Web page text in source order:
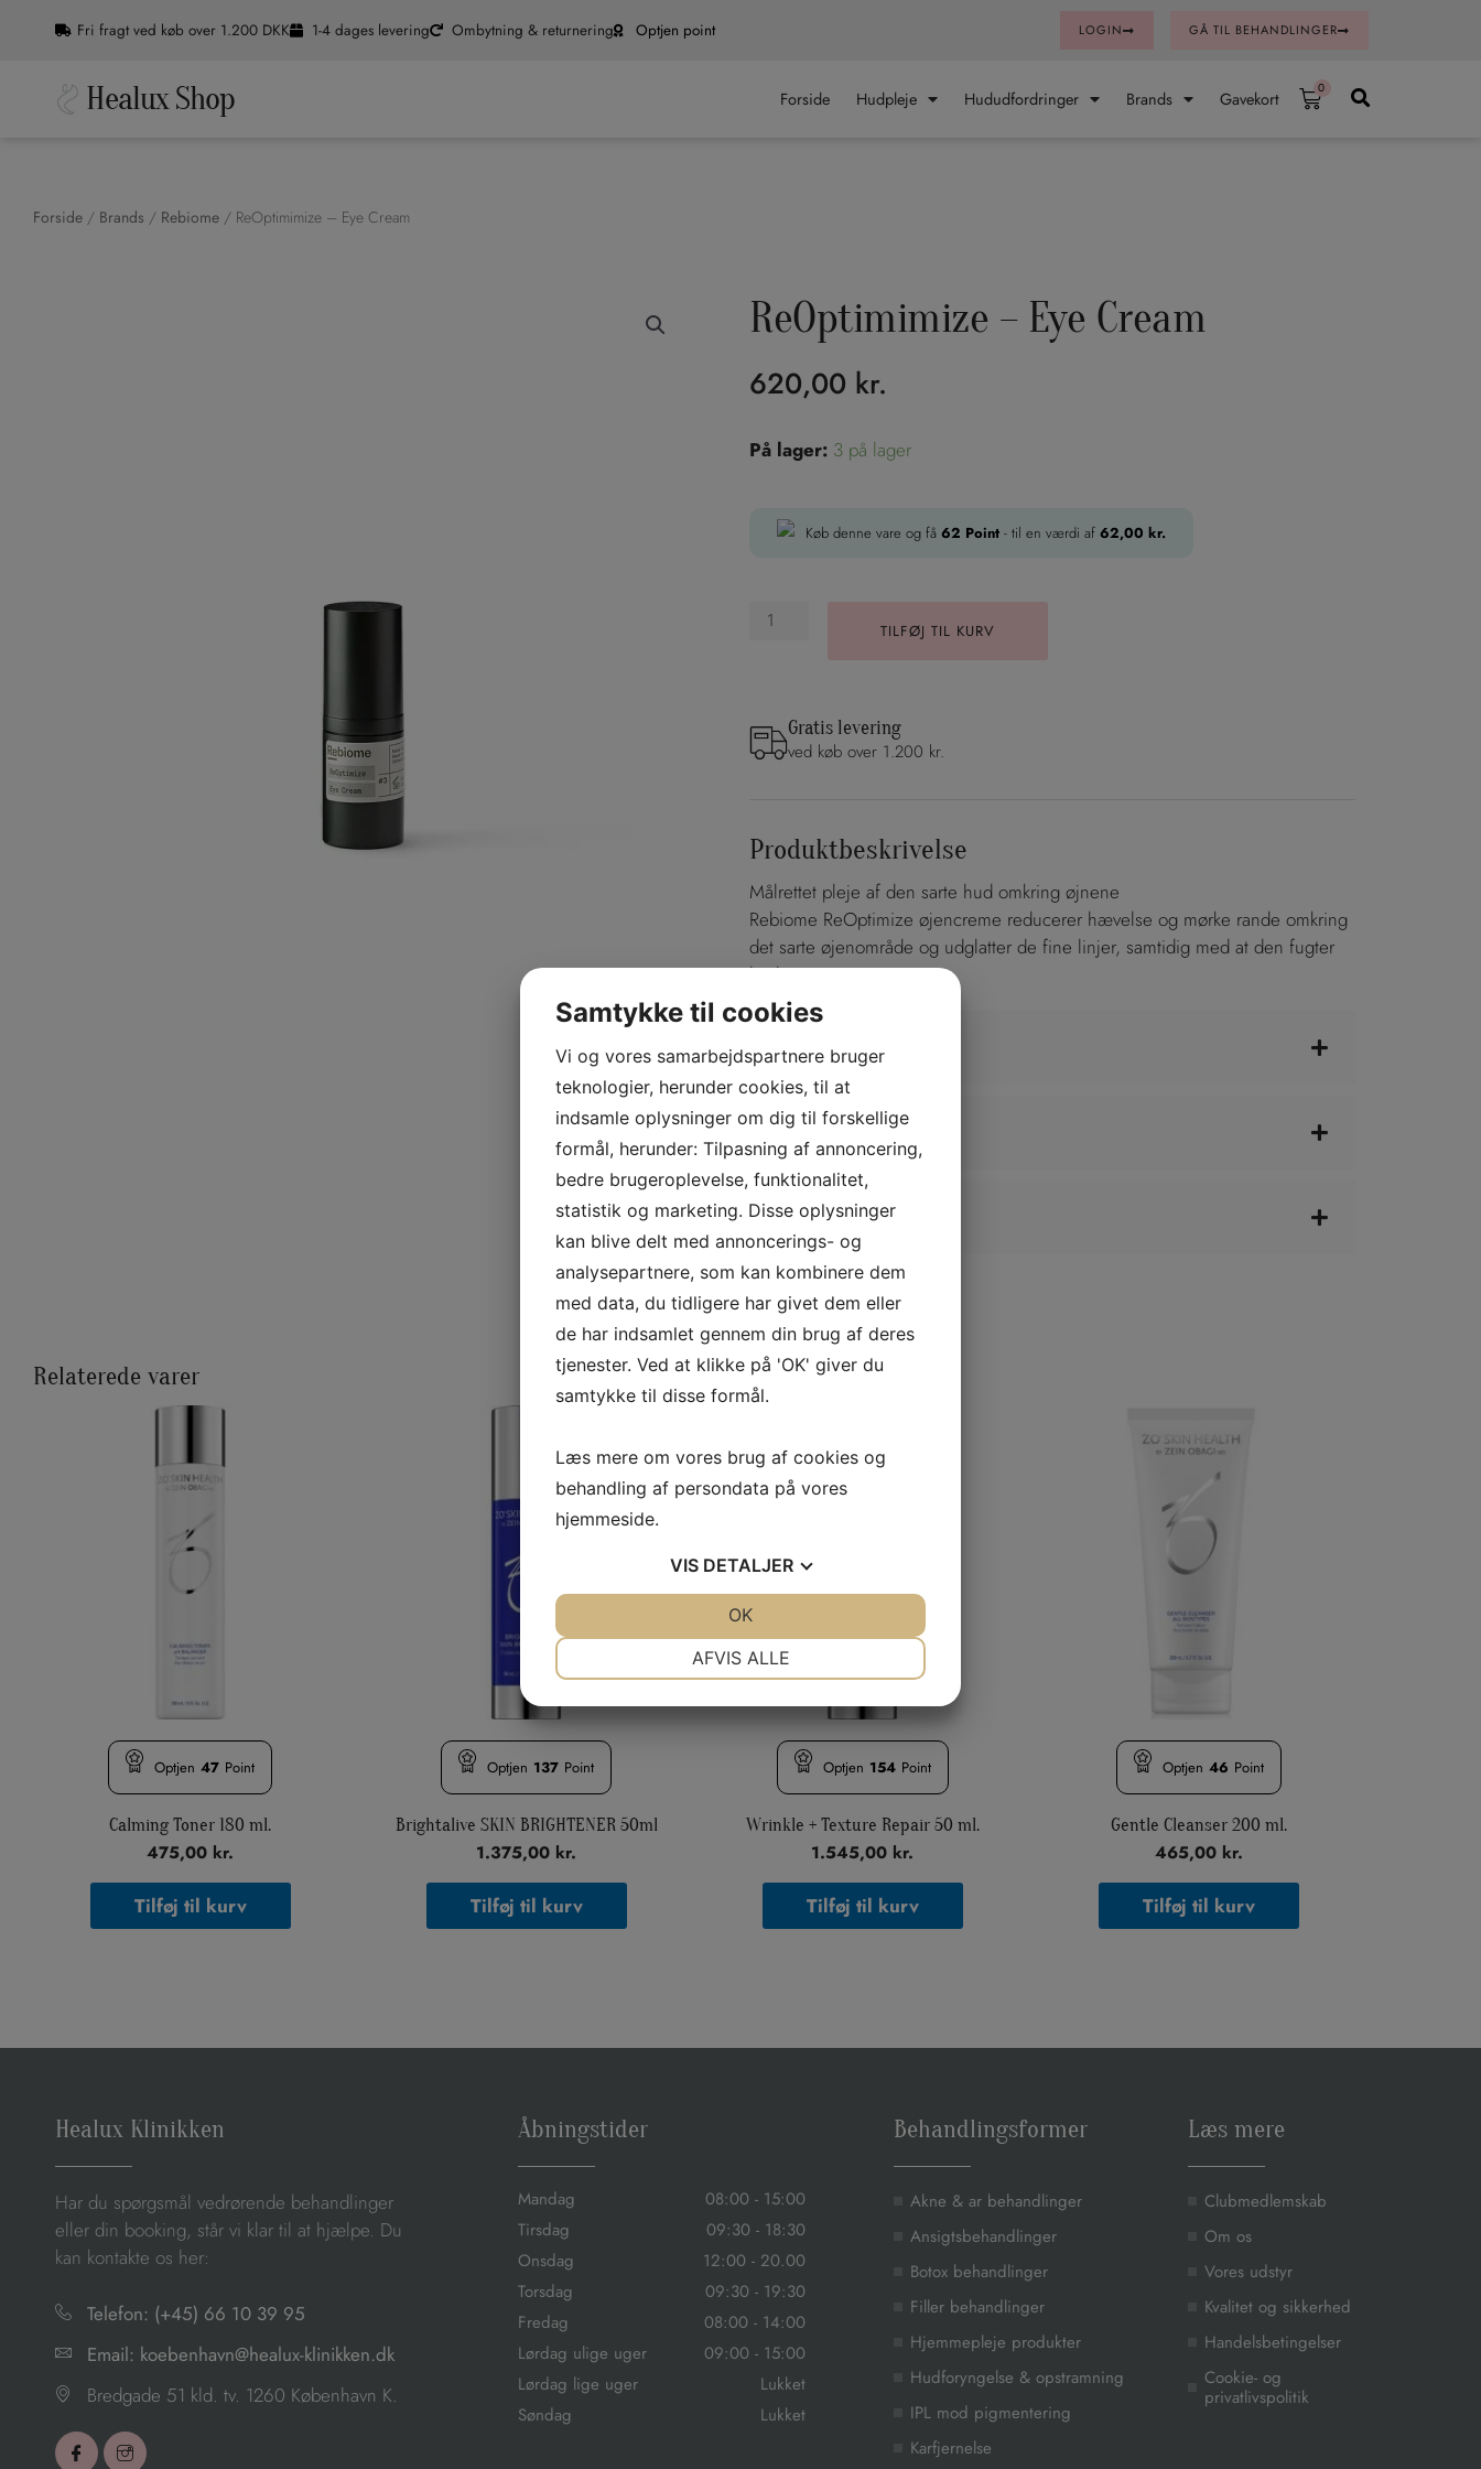
Fri fragt ved køb over 1.200 DKK 1-4 dages levering Ombytning & returnering Optjen point LOGIN GÅ TIL BEHANDLINGER
Healux Shop Forside Hudpleje Hududfordringer Brands Gavekort 0
KURV
Forside / Brands / Rebiome / ReOptimimize – Eye Cream
ReOptimimize – Eye Cream
620,00 kr.
På lager: 3 på lager
Køb denne vare og få 62 Point - til en værdi af 62,00 kr.
-
antal
TILFØJ TIL KURV
Gratis levering
ved køb over 1.200 kr.
Produktbeskrivelse
Målrettet pleje af den sarte hud omkring øjnene
Rebiome ReOptimize øjencreme reducerer hævelse og mørke rande omkring
det sarte øjenområde og udglatter de fine linjer, samtidig med at den fugter
huden.
Fordele
Produkt anvendelse
Nøgleingredienser
Relaterede varer
Optjen 47 Point
Calming Toner 180 ml.
475,00 kr.
Tilføj til kurv
Optjen 137 Point
Brightalive SKIN BRIGHTENER 50ml
1.375,00 kr.
Tilføj til kurv
Optjen 154 Point
Wrinkle + Texture Repair 50 ml.
1.545,00 kr.
Tilføj til kurv
Optjen 46 Point
Gentle Cleanser 200 ml.
465,00 kr.
Tilføj til kurv
Healux Klinikken
Har du spørgsmål vedrørende behandlinger
eller din booking, står vi klar til at hjælpe. Du
kan kontakte os her:
Telefon: (+45) 66 10 39 95
Email: koebenhavn@healux-klinikken.dk
Bredgade 51 kld. tv. 1260 København K.
Icon-
facebook
Icon-
instagram1
Åbningstider
Mandag
08:00 - 15:00
Tirsdag
09:30 - 18:30
Onsdag
12:00 - 20.00
Torsdag
09:30 - 19:30
Fredag
08:00 - 14:00
Lørdag ulige uger
09:00 - 15:00
Lørdag lige uger
Lukket
Søndag
Lukket
Behandlingsformer
Akne & ar behandlinger
Ansigtsbehandlinger
Botox behandlinger
Filler behandlinger
Hjemmepleje produkter
Hudforyngelse & opstramning
IPL mod pigmentering
Karfjernelse
Læs mere
Clubmedlemskab
Om os
Vores udstyr
Kvalitet og sikkerhed
Handelsbetingelser
Cookie- og
privatlivspolitik
Samtykke til cookies
Vi og vores samarbejdspartnere bruger
teknologier, herunder cookies, til at
indsamle oplysninger om dig til forskellige
formål, herunder: Tilpasning af annoncering,
bedre brugeroplevelse, funktionalitet,
statistik og marketing. Disse oplysninger
kan blive delt med annoncerings- og
analysepartnere, som kan kombinere dem
med data, du tidligere har givet dem eller
de har indsamlet gennem din brug af deres
tjenester. Ved at klikke på 'OK' giver du
samtykke til disse formål.
Læs mere om vores brug af cookies og
behandling af persondata på vores
hjemmeside.
VIS DETALJER
STATISTIK
AFVIS ALLE
OK